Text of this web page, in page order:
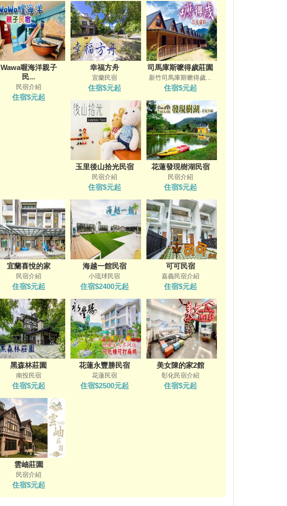
Wawa喔海洋親子
民...
民宿介紹
住宿$元起
幸福方舟
宜蘭民宿
住宿$元起
司馬庫斯嚒得歲莊園
新竹司馬庫斯嚒得歲...
住宿$元起
玉里後山拾光民宿
民宿介紹
住宿$元起
花蓮發現樹湖民宿
民宿介紹
住宿$元起
宜蘭喜悅的家
民宿介紹
住宿$元起
海越一館民宿
小琉球民宿
住宿$2400元起
可可民宿
嘉義民宿介紹
住宿$元起
黑森林莊園
南投民宿
住宿$元起
花蓮永豐勝民宿
花蓮民宿
住宿$2500元起
美女陳的家2館
彰化民宿介紹
住宿$元起
雲岫莊園
民宿介紹
住宿$元起